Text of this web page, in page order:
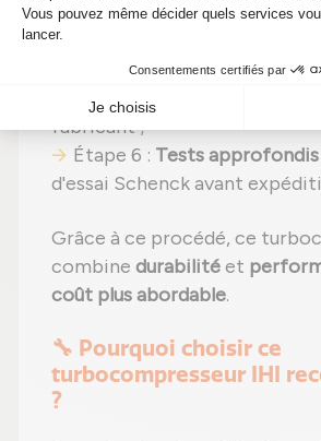
Étape 4 :Remplacement
abîmées
Étape 5 :Remontageavec
effectués selon les
fabricant ;
Étape 6 : Tests approfondis
d'essai Schenck avant
Grâce à ce procédé, ce
combine durabilitéet
coût plus abordable.
🔧 Pourquoi choisir ce
turbocompresseur IHI
?